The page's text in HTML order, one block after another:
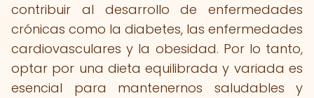
contribuir al desarrollo de enfermedades
crónicas como la diabetes, las enfermedades
cardiovasculares y la obesidad. Por lo tanto,
optar por una dieta equilibrada y variada es
esencial para mantenernos saludables y